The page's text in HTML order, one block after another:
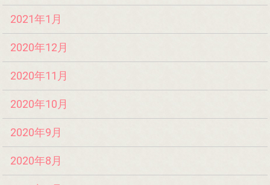
2021年1月
2020年12月
2020年11月
2020年10月
2020年9月
2020年8月